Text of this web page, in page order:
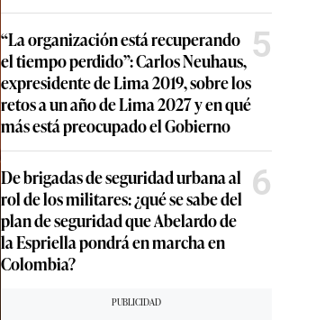
“La organización está recuperando
el tiempo perdido”: Carlos Neuhaus,
expresidente de Lima 2019, sobre los
retos a un año de Lima 2027 y en qué
más está preocupado el Gobierno
5
De brigadas de seguridad urbana al
rol de los militares: ¿qué se sabe del
plan de seguridad que Abelardo de
la Espriella pondrá en marcha en
Colombia?
6